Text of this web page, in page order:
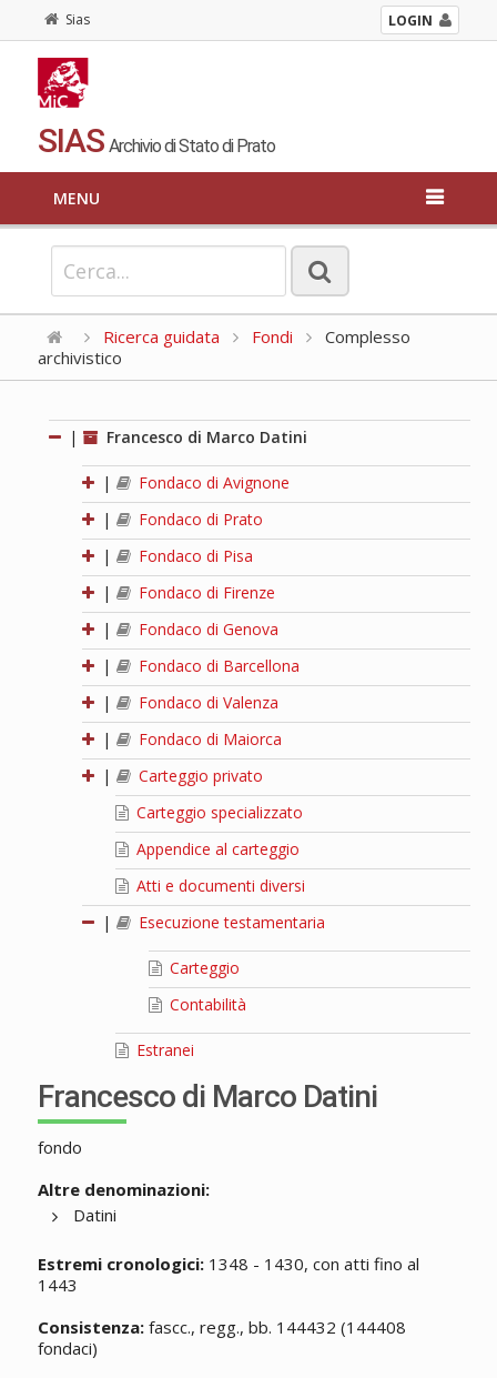
Sias LOGIN
SIAS Archivio di Stato di Prato
MENU
Ricerca guidata Fondi
Complesso
archivistico
| Francesco di Marco Datini
|
Fondaco di Avignone
|
Fondaco di Prato
|
Fondaco di Pisa
|
Fondaco di Firenze
|
Fondaco di Genova
|
Fondaco di Barcellona
|
Fondaco di Valenza
|
Fondaco di Maiorca
|
Carteggio privato
Carteggio specializzato
Appendice al carteggio
Atti e documenti diversi
|
Esecuzione testamentaria
Carteggio
Contabilità
Estranei
Francesco di Marco Datini
fondo
Altre denominazioni:
Datini
Estremi cronologici:1348 - 1430, con atti fino al
1443
Consistenza:fascc., regg., bb. 144432 (144408
fondaci)